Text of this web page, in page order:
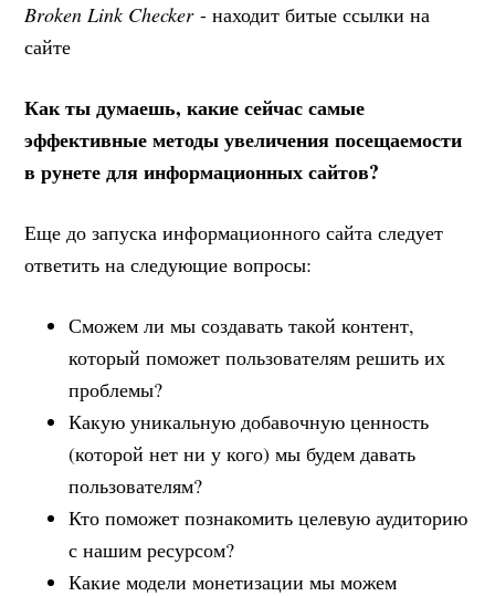
Broken Link Checker- находит битые ссылки на
сайте
Как ты думаешь, какие сейчас самые
эффективные методы увеличения посещаемости
в рунете для информационных сайтов?
Еще до запуска информационного сайта следует
ответить на следующие вопросы:
Сможем ли мы создавать такой контент,
который поможет пользователям решить их
проблемы?
Какую уникальную добавочную ценность
(которой нет ни у кого) мы будем давать
пользователям?
Кто поможет познакомить целевую аудиторию
с нашим ресурсом?
Какие модели монетизации мы можем